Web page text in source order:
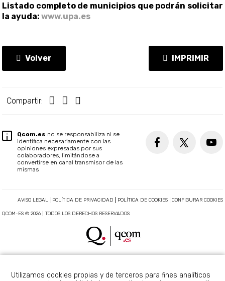
Listado completo de municipios que podrán solicitar
la ayuda:www.upa.es
Volver IMPRIMIR
Compartir:
Qcom.es no se responsabiliza ni se
identifica necesariamente con las
opiniones expresadas por sus
colaboradores, limitándose a
convertirse en canal transmisor de las
mismas
AVISO LEGAL POLÍTICA DE PRIVACIDAD POLÍTICA DE COOKIES CONFIGURAR COOKIES
QCOM-ES © 2026 | TODOS LOS DERECHOS RESERVADOS
Utilizamos cookies propias y de terceros para fines analíticos